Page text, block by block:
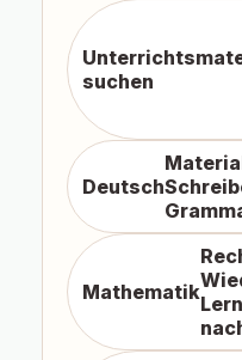
suchen
Deutsch
Mathematik